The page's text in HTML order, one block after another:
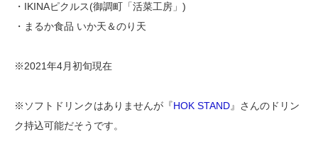
・IKINAピクルス(御調町「活菜工房」)
・まるか食品 いか天＆のり天
※2021年4月初旬現在
※ソフトドリンクはありませんが『HOK STAND』さんのドリン
ク持込可能だそうです。